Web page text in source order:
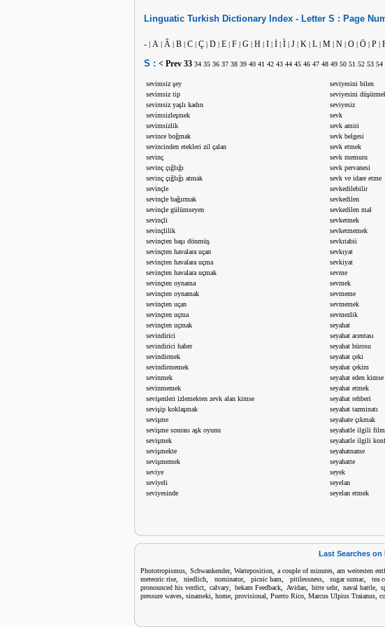
Linguatic Turkish Dictionary Index - Letter S : Page
- | A | Â | B | C | Ç | D | E | F | G | H | I | İ | Ì | J | K | L | M | N | O | Ö | P |
S : < Prev 33 34 35 36 37 38 39 40 41 42 43 44 45 46 47 48 49 50 51 52 53 54
sevimsiz şey
sevimsiz tip
sevimsiz yaşlı kadın
sevimsizleşmek
sevimsizlik
sevince boğmak
sevincinden etekleri zil çalan
sevinç
sevinç çığlığı
sevinç çığlığı atmak
sevinçle
sevinçle bağırmak
sevinçle gülümseyen
sevinçli
sevinçlilik
sevinçten başı dönmüş
sevinçten havalara uçan
sevinçten havalara uçma
sevinçten havalara uçmak
sevinçten oynama
sevinçten oynamak
sevinçten uçan
sevinçten uçma
sevinçten uçmak
sevindirici
sevindirici haber
sevindirmek
sevindirmemek
sevinmek
sevinmemek
sevişenleri izlemekten zevk alan kimse
sevişip koklaşmak
sevişme
sevişme sonrası aşk oyunu
sevişmek
sevişmekte
sevişmemek
seviye
seviyeli
seviyesinde
seviyesini bilen
seviyesini
seviyesiz
sevk
sevk amiri
sevk belgesi
sevk etmek
sevk memuru
sevk pervanesi
sevk ve idare etme
sevkedilebilir
sevkedilen
sevkedilen mal
sevketmek
sevketmemek
sevkıtabii
sevkıyat
sevkiyat
sevme
sevmek
sevmeme
sevmemek
sevmezlik
seyahat
seyahat acentası
seyahat bürosu
seyahat çeki
seyahat çekim
seyahat eden kimse
seyahat etmek
seyahat rehberi
seyahat tazminatı
seyahate çıkmak
seyahatle ilgili film
seyahatle ilgili
seyahatname
seyahatte
seyek
seyelan
seyelan etmek
Last Searches
Phototropismus Schwankender,Warteposition a couple of minutes,am weitesten
meteoric rise ,niedlich nominator,picnic ham pitilessness, sugar sumac,tea
pronounced his verdict calvary, bekam Feedback, Avidan, bitte sehr, naval battle,
pressure waves sinameki home provisional Puerto Rico Marcus Ulpius Traianus